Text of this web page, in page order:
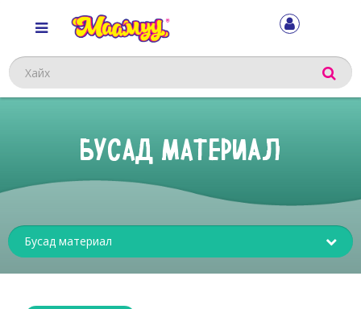
Хайх
БУСАД МАТЕРИАЛ